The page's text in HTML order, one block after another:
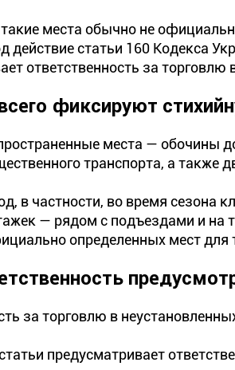
места обычно не
действие статьи 160 Кодекса
ответственность за
фиксируют
места — обочины
транспорта, а также
в частности, во время сезона
— рядом с подъездами и на
определенных мест для
за торговлю в
предусматривает